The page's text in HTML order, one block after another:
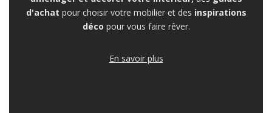
d'achat pour choisir votre mobilier et des inspirations
déco pour vous faire rêver.
En savoir plus